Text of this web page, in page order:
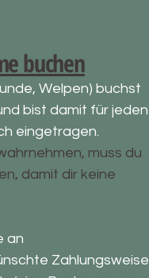
buchen
Welpen) buchst
bist damit für jeden
eingetragen.
muss du
damit dir keine
an
Zahlungsweise